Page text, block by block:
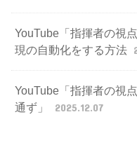
YouTube「指揮者の視
現の自動化をする方法
YouTube「指揮者の視
通ず」
2025.12.07